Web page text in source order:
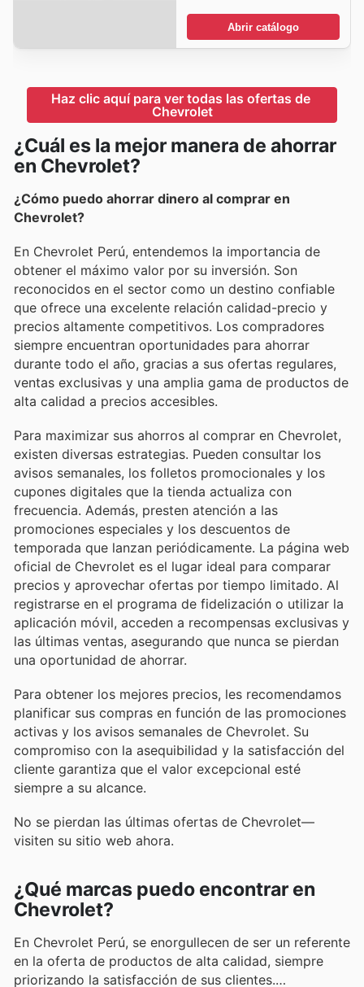
Abrir catálogo
Haz clic aquí para ver todas las ofertas de
Chevrolet
¿Cuál es la mejor manera de ahorrar
en Chevrolet?
¿Cómo puedo ahorrar dinero al comprar en
Chevrolet?
En Chevrolet Perú, entendemos la importancia de
obtener el máximo valor por su inversión. Son
reconocidos en el sector como un destino confiable
que ofrece una excelente relación calidad-precio y
precios altamente competitivos. Los compradores
siempre encuentran oportunidades para ahorrar
durante todo el año, gracias a sus ofertas regulares,
ventas exclusivas y una amplia gama de productos de
alta calidad a precios accesibles.
Para maximizar sus ahorros al comprar en Chevrolet,
existen diversas estrategias. Pueden consultar los
avisos semanales, los folletos promocionales y los
cupones digitales que la tienda actualiza con
frecuencia. Además, presten atención a las
promociones especiales y los descuentos de
temporada que lanzan periódicamente. La página web
oficial de Chevrolet es el lugar ideal para comparar
precios y aprovechar ofertas por tiempo limitado. Al
registrarse en el programa de fidelización o utilizar la
aplicación móvil, acceden a recompensas exclusivas y
las últimas ventas, asegurando que nunca se pierdan
una oportunidad de ahorrar.
Para obtener los mejores precios, les recomendamos
planificar sus compras en función de las promociones
activas y los avisos semanales de Chevrolet. Su
compromiso con la asequibilidad y la satisfacción del
cliente garantiza que el valor excepcional esté
siempre a su alcance.
No se pierdan las últimas ofertas de Chevrolet—
visiten su sitio web ahora.
¿Qué marcas puedo encontrar en
Chevrolet?
En Chevrolet Perú, se enorgullecen de ser un referente
en la oferta de productos de alta calidad, siempre
priorizando la satisfacción de sus clientes.